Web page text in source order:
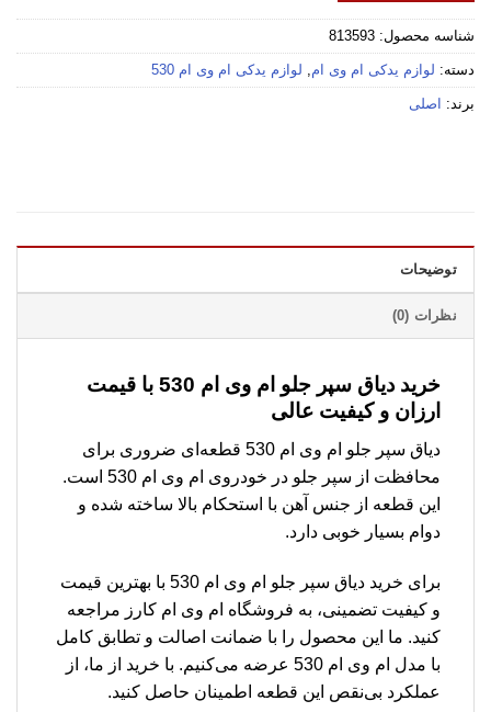
شناسه محصول: 813593
دسته: لوازم یدکی ام وی ام, لوازم یدکی ام وی ام 530
برند: اصلی
توضیحات
نظرات (0)
خرید دیاق سپر جلو ام وی ام 530 با قیمت
ارزان و کیفیت عالی
دیاق سپر جلو ام وی ام 530 قطعه‌ای ضروری برای
محافظت از سپر جلو در خودروی ام وی ام 530 است.
این قطعه از جنس آهن با استحکام بالا ساخته شده و
دوام بسیار خوبی دارد.
برای خرید دیاق سپر جلو ام وی ام 530 با بهترین قیمت
و کیفیت تضمینی، به فروشگاه ام وی ام کارز مراجعه
کنید. ما این محصول را با ضمانت اصالت و تطابق کامل
با مدل ام وی ام 530 عرضه می‌کنیم. با خرید از ما، از
عملکرد بی‌نقص این قطعه اطمینان حاصل کنید.